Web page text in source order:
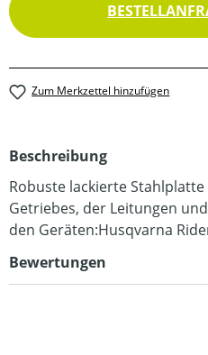
Zum Merkzettel hinzufügen
Beschreibung
Robuste lackierte Stahlplatte
Getriebes, der Leitungen
den Geräten:Husqvarna
Bewertungen